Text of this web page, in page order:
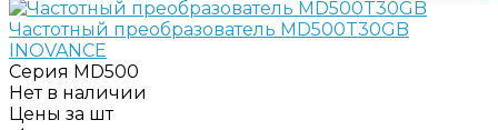
Частотный преобразователь MD500T30GB
INOVANCE
Серия MD500
Нет в наличии
Цены за шт